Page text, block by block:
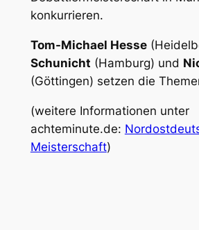
konkurrieren.
Tom-Michael Hesse
Schunicht (Hamburg) und
(Göttingen) setzen die
(weitere Informationen unter
achteminute.de:
Meisterschaft)